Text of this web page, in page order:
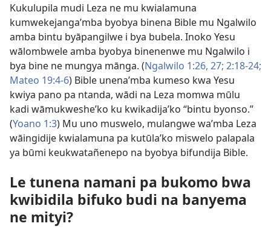
Kukulupila mudi Leza ne mu kwialamuna
kumwekejanga’mba byobya binena Bible mu Ngalwilo
amba bintu byāpangilwe i bya bubela. Inoko Yesu
wālombwele amba byobya binenenwe mu Ngalwilo i
bya bine ne mungya mānga. (Ngalwilo 1:26, 27; 2:18-24;
Mateo 19:4-6) Bible unena’mba kumeso kwa Yesu
kwiya pano pa ntanda, wādi na Leza momwa mūlu
kadi wāmukweshe’ko ku kwikadija’ko “bintu byonso.”
(Yoano 1:3) Mu uno muswelo, mulangwe wa’mba Leza
wāingidije kwialamuna pa kutūla’ko miswelo palapala
ya būmi keukwatañenepo na byobya bifundija Bible.
Le tunena namani pa bukomo bwa
kwibidila bifuko budi na banyema
ne mityi?